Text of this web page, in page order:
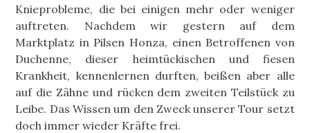
Knieprobleme, die bei einigen mehr oder weniger
auftreten. Nachdem wir gestern auf dem
Marktplatz in Pilsen Honza, einen Betroffenen von
Duchenne, dieser heimtückischen und fiesen
Krankheit, kennenlernen durften, beißen aber alle
auf die Zähne und rücken dem zweiten Teilstück zu
Leibe. Das Wissen um den Zweck unserer Tour setzt
doch immer wieder Kräfte frei.